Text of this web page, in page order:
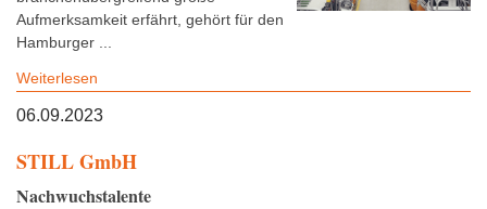
Aufmerksamkeit erfährt, gehört für den
Hamburger ...
Weiterlesen
06.09.2023
STILL GmbH
Nachwuchstalente